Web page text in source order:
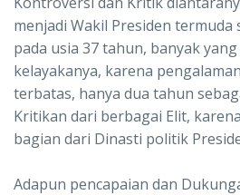
menjadi Wakil Presiden termuda
pada usia 37 tahun, banyak
kelayakanya, karena
terbatas, hanya dua tahun
Kritikan dari berbagai Elit,
bagian dari Dinasti politik
Adapun pencapaian dan